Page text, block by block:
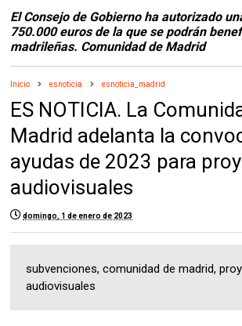
El Consejo de Gobierno ha autorizado
750.000 euros de la que se podrán
madrileñas. Comunidad de Madrid
Inicio esnoticia esnoticia_madrid
ES NOTICIA. La
Madrid adelanta la
ayudas de 2023 para
audiovisuales
domingo, 1 de enero de 2023
subvenciones, comunidad de madrid,
audiovisuales